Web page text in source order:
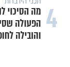
4 הפעולה
והובילה